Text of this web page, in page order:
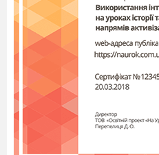
Там ви побачите
одного до семи,
зустрічаються тільки
немає, або ви побачили
– такі предмети
Метал
:
предмети з металу. Їх
бруду та добре
•
:
косметичних засобів,